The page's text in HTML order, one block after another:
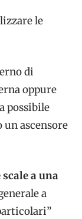
le
di
oppure
possibile
un ascensore
a una
a